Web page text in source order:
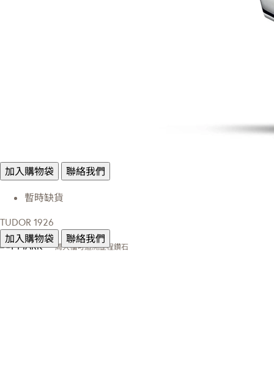
加入購物袋 聯絡我們
暫時缺貨
TUDOR 1926
加入購物袋
聯絡我們
周大福可追溯歷程鑽石